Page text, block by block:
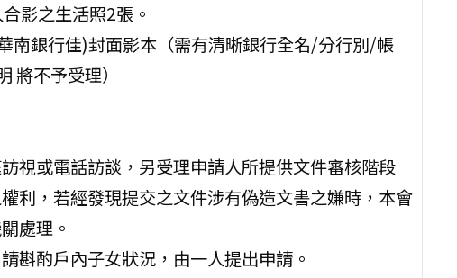
影之生活照2張。
南銀行佳)封面影本（需有清晰銀行全名/分行別/帳
將不予受理）
視或電話訪談，另受理申請人所提供文件審核階段
利，若經發現提交之文件涉有偽造文書之嫌時，本會
處理。
斟酌戶內子女狀況，由一人提出申請。